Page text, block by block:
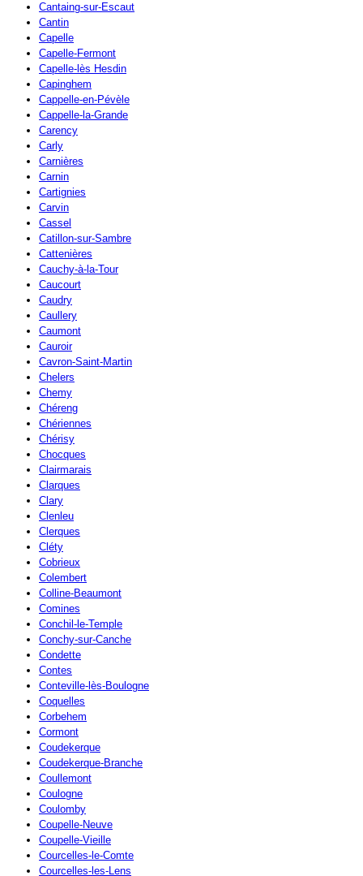
Cantaing-sur-Escaut
Cantin
Capelle
Capelle-Fermont
Capelle-lès Hesdin
Capinghem
Cappelle-en-Pévèle
Cappelle-la-Grande
Carency
Carly
Carnières
Carnin
Cartignies
Carvin
Cassel
Catillon-sur-Sambre
Cattenières
Cauchy-à-la-Tour
Caucourt
Caudry
Caullery
Caumont
Cauroir
Cavron-Saint-Martin
Chelers
Chemy
Chéreng
Chériennes
Chérisy
Chocques
Clairmarais
Clarques
Clary
Clenleu
Clerques
Cléty
Cobrieux
Colembert
Colline-Beaumont
Comines
Conchil-le-Temple
Conchy-sur-Canche
Condette
Contes
Conteville-lès-Boulogne
Coquelles
Corbehem
Cormont
Coudekerque
Coudekerque-Branche
Coullemont
Coulogne
Coulomby
Coupelle-Neuve
Coupelle-Vieille
Courcelles-le-Comte
Courcelles-les-Lens